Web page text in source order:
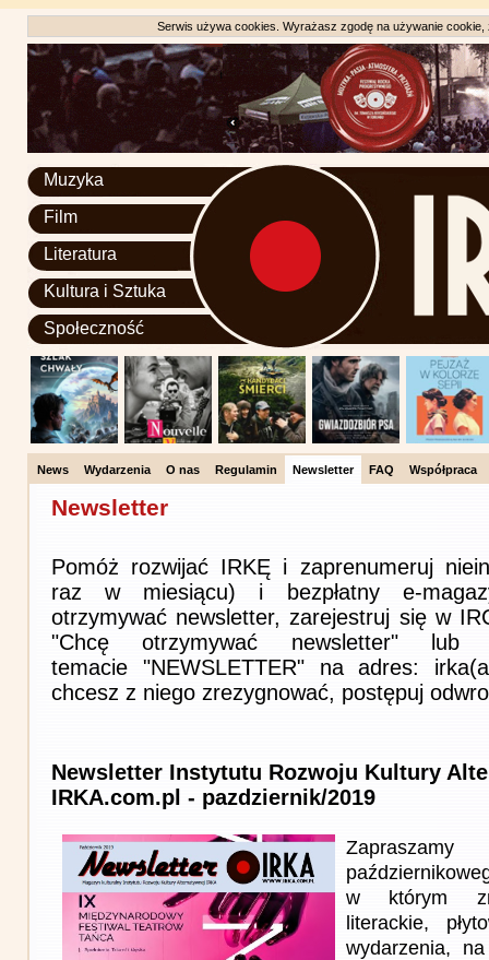
Serwis używa cookies. Wyrażasz zgodę na używanie
Muzyka
Film
Literatura
Kultura i Sztuka
Społeczność
News Wydarzenia O nas Regulamin Newsletter FAQ Współpraca
Newsletter
Pomóż rozwijać IRKĘ i zaprenumeruj
raz w miesiącu) i bezpłatny e-
otrzymywać newsletter, zarejestruj się w
"Chcę otrzymywać newsletter"
temacie "NEWSLETTER" na adres:
chcesz z niego zrezygnować, postępuj
Newsletter Instytutu Rozwoju Kultury
IRKA.com.pl - pazdziernik/2019
w którym
literackie,
wydarzenia,